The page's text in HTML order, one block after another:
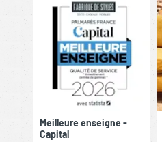
Meilleure enseigne -
Capital